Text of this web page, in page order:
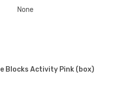
Blocks Activity Pink (box)